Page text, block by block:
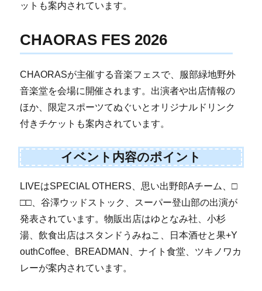
ットも案内されています。
CHAORAS FES 2026
CHAORASが主催する音楽フェスで、服部緑地野外
音楽堂を会場に開催されます。出演者や出店情報の
ほか、限定スポーツてぬぐいとオリジナルドリンク
付きチケットも案内されています。
イベント内容のポイント
LIVEはSPECIAL OTHERS、思い出野郎Aチーム、□
□□、谷澤ウッドストック、スーパー登山部の出演が
発表されています。物販出店はゆとなみ社、小杉
湯、飲食出店はスタンドうみねこ、日本酒せと果+Y
outhCoffee、BREADMAN、ナイト食堂、ツキノワカ
レーが案内されています。